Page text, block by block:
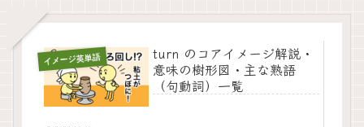
イメージ英単語
turn のコアイメージ解説・
意味の樹形図・主な熟語
（句動詞）一覧